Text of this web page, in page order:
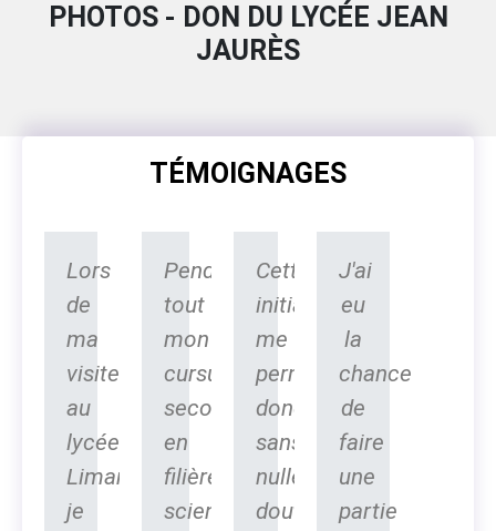
PHOTOS - DON DU LYCÉE JEAN
JAURÈS
TÉMOIGNAGES
Lors
de
ma
visite
au
lycée
Limamoulaye,
je
Pendant
tout
mon
cursus
secondaire
en
filière
scientifique,
Cette
initiative
me
permettra
donc,
sans
nulle
doute,
J'ai
eu
la
chance
de
faire
une
partie